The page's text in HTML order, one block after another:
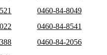
0460-84-8049
0460-84-8541
0460-84-2056